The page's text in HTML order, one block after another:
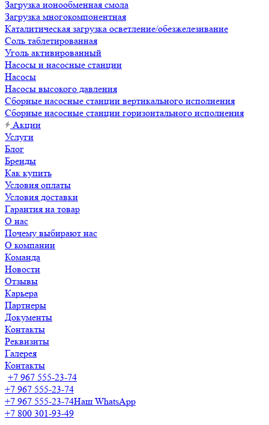
Загрузка ионообменная смола
Загрузка многокомпонентная
Каталитическая загрузка осветление/обезжелезивание
Соль таблетированная
Уголь активированный
Насосы и насосные станции
Насосы
Насосы высокого давления
Сборные насосные станции вертикального исполнения
Сборные насосные станции горизонтального исполнения
Акции
Услуги
Блог
Бренды
Как купить
Условия оплаты
Условия доставки
Гарантия на товар
О нас
Почему выбирают нас
О компании
Команда
Новости
Отзывы
Карьера
Партнеры
Документы
Контакты
Реквизиты
Галерея
Контакты
+7 967 555-23-74
+7 967 555-23-74
+7 967 555-23-74Наш WhatsApp
+7 800 301-93-49